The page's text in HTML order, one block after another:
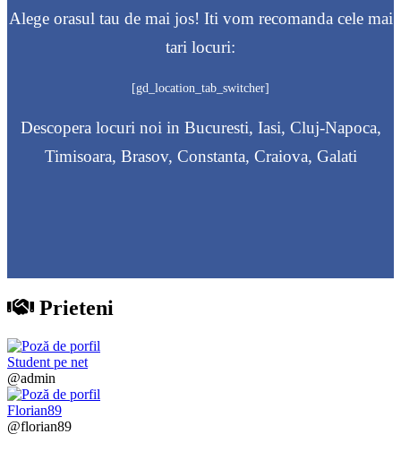
Alege orasul tau de mai jos! Iti vom recomanda cele mai
tari locuri:
[gd_location_tab_switcher]
Descopera locuri noi in Bucuresti, Iasi, Cluj-Napoca,
Timisoara, Brasov, Constanta, Craiova, Galati
Prieteni
Student pe net
@admin
Florian89
@florian89